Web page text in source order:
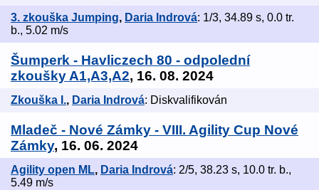
3. zkouška Jumping, Daria Indrová: 1/3, 34.89 s, 0.0 tr.
b., 5.02 m/s
Šumperk - Havliczech 80 - odpolední
zkoušky A1,A3,A2, 16. 08. 2024
Zkouška I., Daria Indrová: Diskvalifikován
Mladeč - Nové Zámky - VIII. Agility Cup Nové
Zámky, 16. 06. 2024
Agility open ML, Daria Indrová: 2/5, 38.23 s, 10.0 tr. b.,
5.49 m/s